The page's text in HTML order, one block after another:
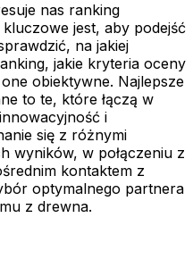
nas ranking
jest, aby podejść
na jakiej
jakie kryteria oceny
obiektywne. Najlepsze
to te, które łączą w
i
się z różnymi
wyników, w połączeniu z
kontaktem z
optymalnego partnera
z drewna.